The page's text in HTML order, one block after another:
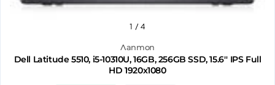
Лаптоп
Dell Latitude 5510, i5-10310U, 16GB, 256GB SSD, 15.6'' IPS Full
HD 1920x1080
1 / 4